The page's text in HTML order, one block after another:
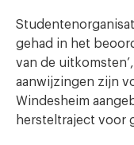
gehad in het
van de
aanwijzingen zijn
Windesheim
hersteltraject voor